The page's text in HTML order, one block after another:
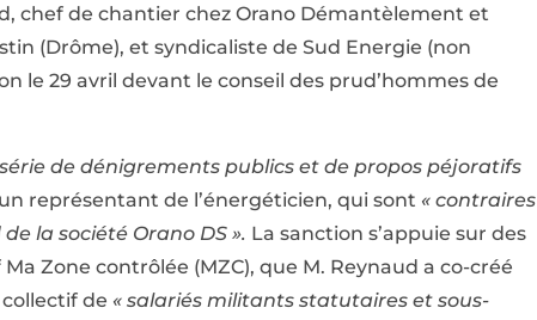
chef de chantier chez Orano Démantèlement et
(Drôme), et syndicaliste de Sud Energie (non
le 29 avril devant le conseil des prud’hommes de
série de dénigrements publics et de propos péjoratifs
représentant de l’énergéticien, qui sont « contraires
la société Orano DS ». La sanction s’appuie sur des
Zone contrôlée (MZC), que M. Reynaud a co-créé
collectif de « salariés militants statutaires et sous-